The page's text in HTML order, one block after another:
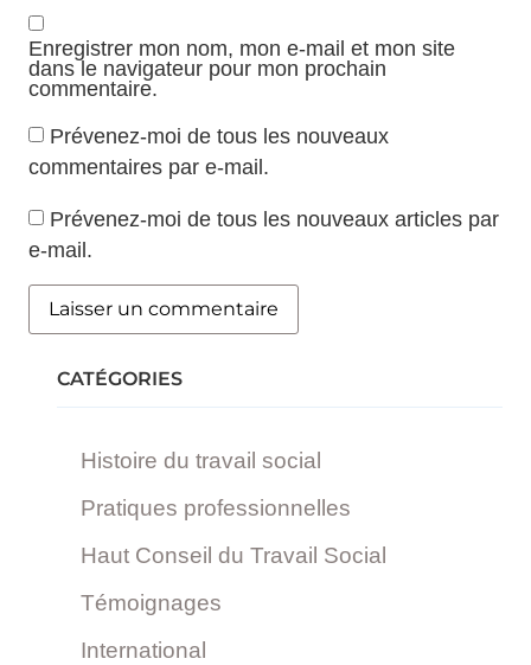
Enregistrer mon nom, mon e-mail et mon site
dans le navigateur pour mon prochain
commentaire.
Prévenez-moi de tous les nouveaux
commentaires par e-mail.
Prévenez-moi de tous les nouveaux articles par
e-mail.
CATÉGORIES
Histoire du travail social
Pratiques professionnelles
Haut Conseil du Travail Social
Témoignages
International